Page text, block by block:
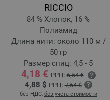
RICCIO
84 % Хлопок, 16 %
Полиамид
Длина нити: около 110 м /
50 гр
Размер спиц: 4,5 - 5
4,18 € РРЦ:6,54 €
4,88 $ РРЦ:7,64 $
без НДС, без учета стоимости